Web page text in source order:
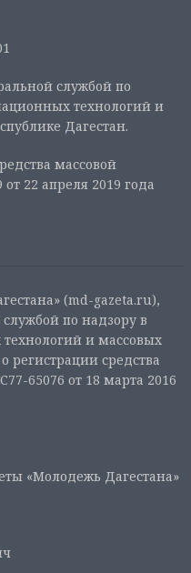
службой по
технологий и
Дагестан.
массовой
22 апреля 2019 года
(md-gazeta.ru),
по надзору в
и массовых
регистрации средства
65076 от 18 марта 2016
«Молодежь Дагестана»